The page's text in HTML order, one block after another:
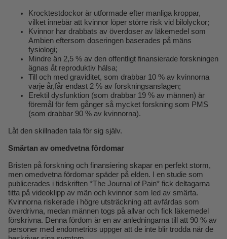
Krocktestdockor är utformade efter manliga kroppar,
vilket innebär att kvinnor löper större risk vid bilolyckor;
Kvinnor har drabbats av överdoser av läkemedel som
Ambien eftersom doseringen baserades på mäns
fysiologi;
Mindre än 2,5 % av den offentligt finansierade forskningen
ägnas åt reproduktiv hälsa;
Till och med graviditet, som drabbar 10 % av kvinnorna
varje år,får endast 2 % av forskningsanslagen;
Erektil dysfunktion (som drabbar 19 % av männen) är
föremål för fem gånger så mycket forskning som PMS
(som drabbar 90 % av kvinnorna).
Låt den skillnaden tala för sig själv.
Smärtan av omedvetna fördomar
Bristen på forskning och finansiering skapar en perfekt storm,
men omedvetna fördomar späder på elden. I en studie som
publicerades i tidskriften *The Journal of Pain* fick deltagarna
titta på videoklipp av män och kvinnor som led av smärta.
Kvinnorna riskerade i högre utsträckning att avfärdas som
överdrivna, medan männen togs på allvar och fick läkemedel
förskrivna. Denna fördom är en av anledningarna till att 90 % av
personer med endometrios uppger att de inte blir trodda när de